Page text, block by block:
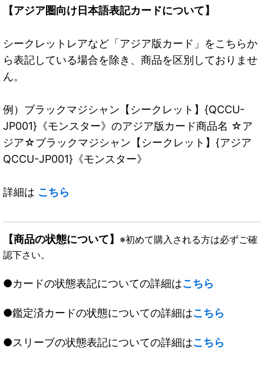
【アジア圏向け日本語表記カードについて】
シークレットレアなど「アジア版カード」をこちらか
ら表記している場合を除き、商品を区別しておりませ
ん。
例）ブラックマジシャン【シークレット】{QCCU-
JP001}《モンスター》のアジア版カード商品名 ☆ア
ジア☆ブラックマジシャン【シークレット】{アジア
QCCU-JP001}《モンスター》
詳細は こちら
【商品の状態について】 ※初めて購入される方は必ずご確
認下さい。
●カードの状態表記についての詳細はこちら
●鑑定済カードの状態についての詳細はこちら
●スリーブの状態表記についての詳細はこちら